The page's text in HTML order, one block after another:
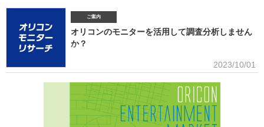
グで鮮烈な初登場1位デビュー、アソビシステムからFRUITS ZIPPERを筆頭とするKAWAII
LAB.所属のグループがSNSを通じて続々と台頭、メンバー7人全員が日本人ながら海外を主戦
場としているXGの国内外での大旋風など活況をみせている。オリコンリサーチではガールズグ
ループ10組を対象とし、認知経路、イメージ、情報源、推し活・消費行動などを多角的に調査
1月以降の配信開始楽曲でストリーミング累積3000万回超えの作品がある】日本のガールズグ
ご案内
オリコンのモニターを活用して調査分析しません
か？
■アンケート専用のモニター組織世の中に影響力を持つオリコン・ラン
キングに参加できることに、高いモチベーションを持つモニター。
※自らの声を届けようと、自由回答への記入が多い傾向にあります。■ライフスタイルセグメン
テーションを基にした調査が可能生活意識や志向性など日本人を価値観という視点から、予め
セグメントしたモニター調査が可能。■オリコングループならではの「エンタメ」に特化音楽ア
ーティスト・アイドル・俳優・女優・アナウンサー・ドラマ・ライブ・ゲーム…など、エンタ
メ分野のマーケティングリサーチの実績多数。■“オリコンランキング”のブランドをコンシュー
2023/10/01